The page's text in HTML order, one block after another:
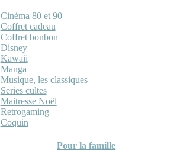
Cinéma 80 et 90
Coffret cadeau
Coffret bonbon
Disney
Kawaii
Manga
Musique, les classiques
Series cultes
Maitresse Noël
Retrogaming
Coquin
Pour la famille